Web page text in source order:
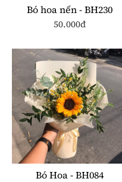
Bó hoa nến - BH230
50.000đ
Bó Hoa - BH084